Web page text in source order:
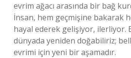
evrim ağacı arasında bir bağ
İnsan, hem geçmişine bakarak
hayal ederek gelişiyor, ilerliyor.
dünyada yeniden doğabiliriz;
evrimi için yeni bir aşamadır.